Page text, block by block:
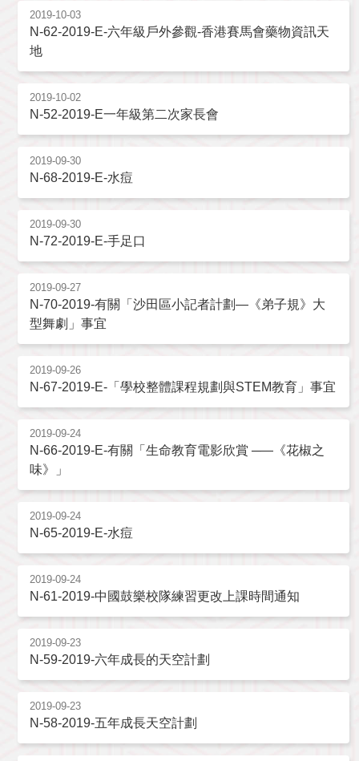
2019-10-03
N-62-2019-E-六年級戶外參觀-香港賽馬會藥物資訊天
地
2019-10-02
N-52-2019-E一年級第二次家長會
2019-09-30
N-68-2019-E-水痘
2019-09-30
N-72-2019-E-手足口
2019-09-27
N-70-2019-有關「沙田區小記者計劃—《弟子規》大
型舞劇」事宜
2019-09-26
N-67-2019-E-「學校整體課程規劃與STEM教育」事宜
2019-09-24
N-66-2019-E-有關「生命教育電影欣賞 ─―《花椒之
味》」
2019-09-24
N-65-2019-E-水痘
2019-09-24
N-61-2019-中國鼓樂校隊練習更改上課時間通知
2019-09-23
N-59-2019-六年成長的天空計劃
2019-09-23
N-58-2019-五年成長天空計劃